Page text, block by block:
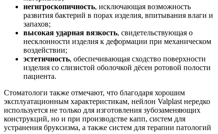
негигроскопичность, исключающая возможность
развития бактерий в порах изделия, впитывания влаги и
запахов;
высокая ударная вязкость, свидетельствующая о
несклонности изделия к деформации при механическом
воздействии;
эстетичность, обеспечивающая сходство поверхности
изделия со слизистой оболочкой дёсен ротовой полости
пациента.
Стоматологи также отмечают, что благодаря хорошим
эксплуатационным характеристикам, нейлон Valplast нередко
используется не только для изготовления зубозаменяющих
конструкций, но и при производстве капп, систем для
устранения бруксизма, а также систем для терапии патологий